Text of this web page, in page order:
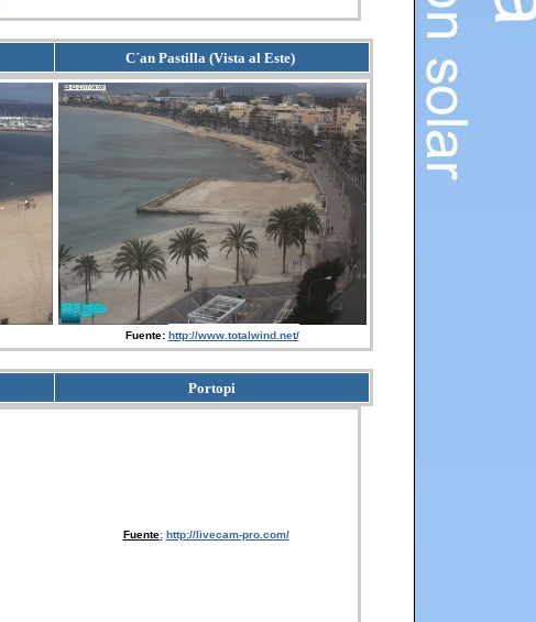
C´an Pastilla (Vista al Este)
Fuente: http://www.totalwind.net/
Portopi
Fuente: http://livecam-pro.com/